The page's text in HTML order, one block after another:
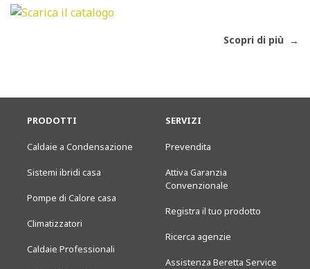
Scopri di più
PRODOTTI
Caldaie a Condensazione
Sistemi ibridi casa
Pompe di Calore casa
Climatizzatori
Caldaie Professionali
SERVIZI
Prevendita
Attiva Garanzia
Convenzionale
Registra il tuo prodotto
Ricerca agenzie
Assistenza Beretta Service